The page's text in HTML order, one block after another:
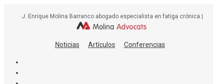
J. Enrique Molina Barranco abogado especialista en fatiga crónica |
Noticias Artículos Conferencias